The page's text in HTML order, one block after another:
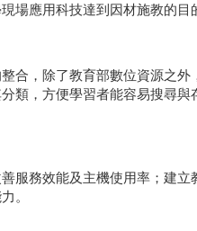
場應用科技達到因材施教的目
合，除了教育部數位資源之外
類，方便學習者能容易搜尋與
服務效能及主機使用率；建立
。